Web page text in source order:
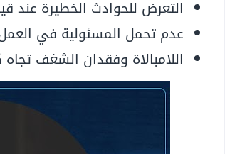
التعرض للحوادث الخطيرة عند
عدم تحمل المسئولية في
اللامبالاة وفقدان الشغف